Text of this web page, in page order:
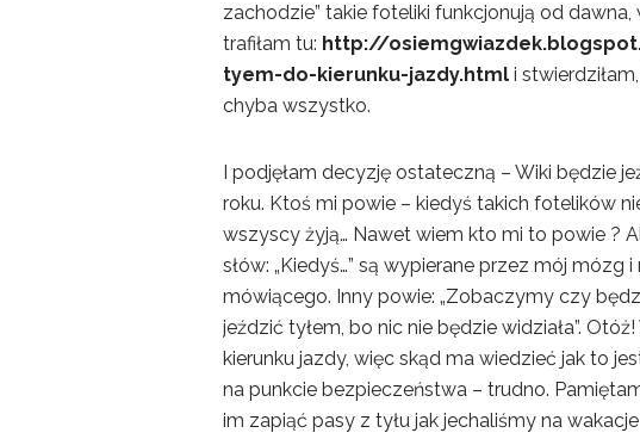
zachodzie” takie foteliki funkcjonują od
trafiłam tu: http://
tyem-do-kierunku-jazdy.html i
chyba wszystko.
I podjęłam decyzję ostateczną – Wiki będzie
roku. Ktoś mi powie – kiedyś takich fotelików
wszyscy żyją… Nawet wiem kto mi to powie ?
słów: „Kiedyś…” są wypierane przez mój mózg
mówiącego. Inny powie: „Zobaczymy czy
jeździć tyłem, bo nic nie będzie widziała”.
kierunku jazdy, więc skąd ma wiedzieć jak to
na punkcie bezpieczeństwa – trudno.
im zapiąć pasy z tyłu jak jechaliśmy na